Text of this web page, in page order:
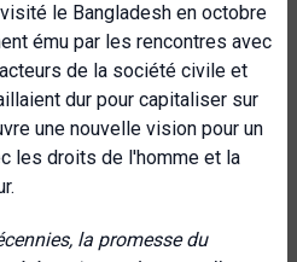
le Bangladesh en octobre
ému par les rencontres avec
de la société civile et
dur pour capitaliser sur
une nouvelle vision pour un
les droits de l'homme et la
la promesse du